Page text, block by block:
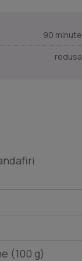
90 minute
redusa
(100 g)